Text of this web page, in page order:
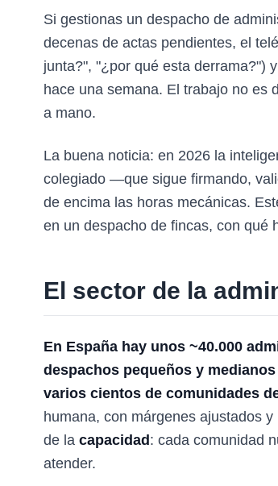
Si gestionas un despacho de
decenas de actas pendientes, el
junta?", "¿por qué esta derrama?")
hace una semana. El trabajo no es
a mano.
La buena noticia: en 2026 la
colegiado —que sigue firmando,
de encima las horas mecánicas.
en un despacho de fincas, con qué
El sector de la
En España hay unos ~40.000
despachos pequeños y
varios cientos de comunidades
humana, con márgenes ajustados
de la capacidad : cada comunidad
atender.